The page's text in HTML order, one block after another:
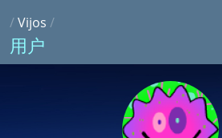
/Vijos /
用户